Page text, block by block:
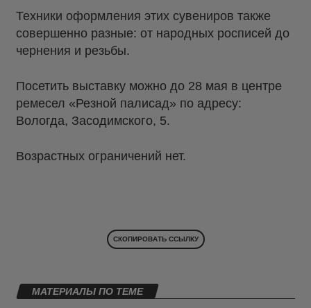
Техники оформления этих сувениров также
совершенно разные: от народных росписей до
чернения и резьбы.
Посетить выставку можно до 28 мая в центре
ремесел «Резной палисад» по адресу:
Вологда, Засодимского, 5.
Возрастных ограничений нет.
СКОПИРОВАТЬ ССЫЛКУ
МАТЕРИАЛЫ ПО ТЕМЕ